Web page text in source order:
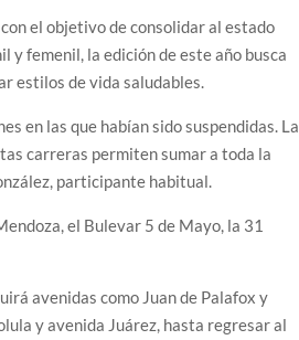
el objetivo de consolidar al estado
y femenil, la edición de este año busca
estilos de vida saludables.
en las que habían sido suspendidas. La
carreras permiten sumar a toda la
participante habitual.
el Bulevar 5 de Mayo, la 31
avenidas como Juan de Palafox y
y avenida Juárez, hasta regresar al